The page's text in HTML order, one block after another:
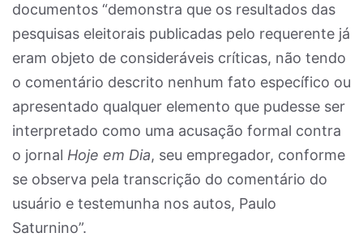
documentos “demonstra que os resultados das
pesquisas eleitorais publicadas pelo requerente já
eram objeto de consideráveis críticas, não tendo
o comentário descrito nenhum fato específico ou
apresentado qualquer elemento que pudesse ser
interpretado como uma acusação formal contra
o jornal Hoje em Dia, seu empregador, conforme
se observa pela transcrição do comentário do
usuário e testemunha nos autos, Paulo
Saturnino”.